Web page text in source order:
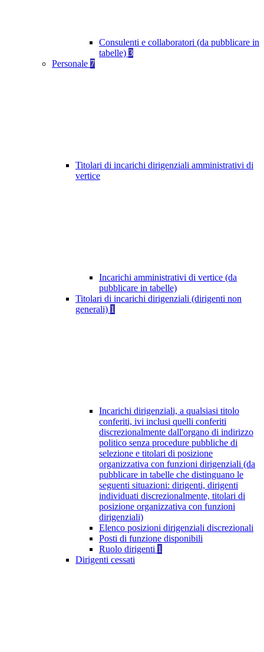
Consulenti e collaboratori (da pubblicare in
tabelle) 3
Personale 7
Titolari di incarichi dirigenziali amministrativi di
vertice
Incarichi amministrativi di vertice (da
pubblicare in tabelle)
Titolari di incarichi dirigenziali (dirigenti non
generali) 1
Incarichi dirigenziali, a qualsiasi titolo
conferiti, ivi inclusi quelli conferiti
discrezionalmente dall'organo di indirizzo
politico senza procedure pubbliche di
selezione e titolari di posizione
organizzativa con funzioni dirigenziali (da
pubblicare in tabelle che distinguano le
seguenti situazioni: dirigenti, dirigenti
individuati discrezionalmente, titolari di
posizione organizzativa con funzioni
dirigenziali)
Elenco posizioni dirigenziali discrezionali
Posti di funzione disponibili
Ruolo dirigenti 1
Dirigenti cessati